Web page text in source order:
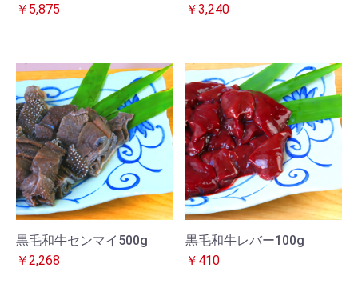
￥5,875
￥3,240
黒毛和牛センマイ500g
￥2,268
黒毛和牛レバー100g
￥410